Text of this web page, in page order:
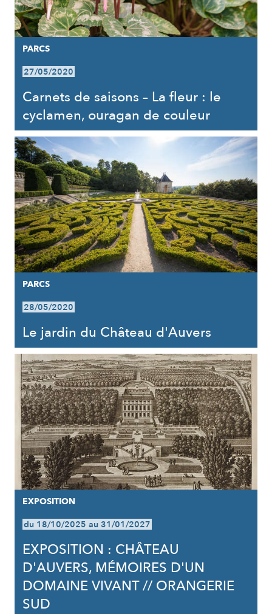
PARCS
27/05/2020
Carnets de saisons – La fleur : le
cyclamen, ouragan de couleur
PARCS
28/05/2020
Le jardin du Château d'Auvers
EXPOSITION
du 18/10/2025 au 31/01/2027
EXPOSITION : CHÂTEAU
D'AUVERS, MÉMOIRES D'UN
DOMAINE VIVANT // ORANGERIE
SUD